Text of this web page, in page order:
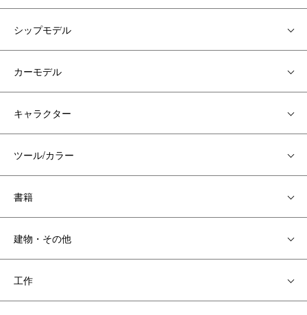
シップモデル
カーモデル
キャラクター
ツール/カラー
書籍
建物・その他
工作